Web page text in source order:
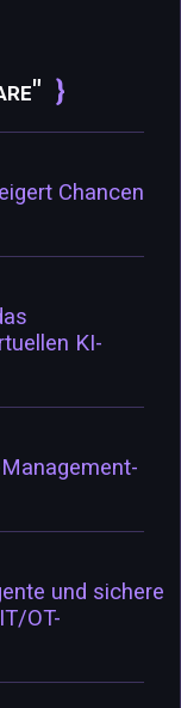
Chancen
KI-
und sichere
OT-